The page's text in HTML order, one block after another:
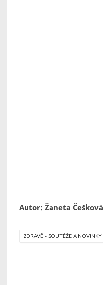
Autor: Žaneta Češková
ZDRAVĚ - SOUTĚŽE A NOVINKY